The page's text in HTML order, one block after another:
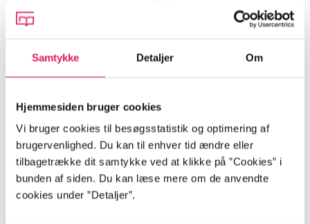
Samtykke Detaljer Om
Hjemmesiden bruger cookies
Vi bruger cookies til besøgsstatistik og optimering af
brugervenlighed. Du kan til enhver tid ændre eller
tilbagetrække dit samtykke ved at klikke på ”Cookies” i
bunden af siden. Du kan læse mere om de anvendte
cookies under ”Detaljer”.
dk5
Genre og form
kærlighed, komedier
18)